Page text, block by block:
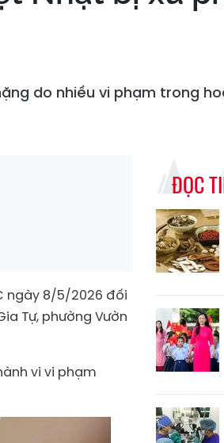
do nhiều vi phạm trong
ngày 8/5/2026 đối
Tự, phường Vườn
vi vi phạm
ĐỌC